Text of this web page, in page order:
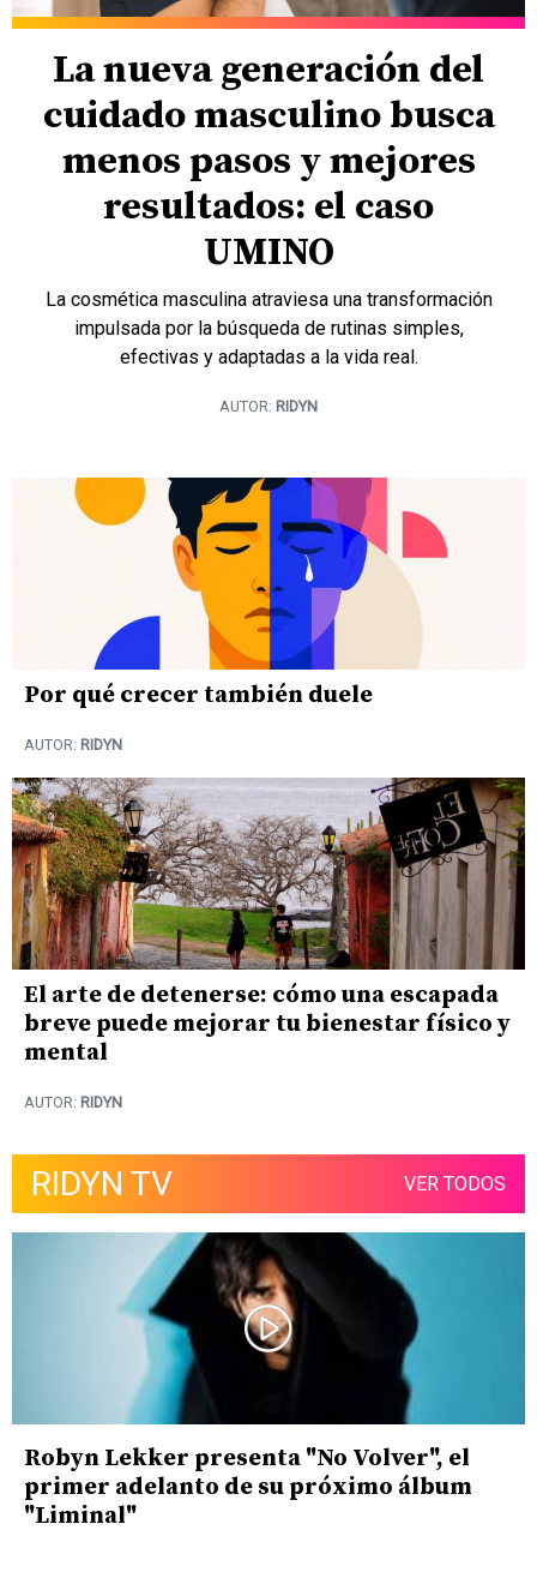
Por qué crecer también duele
AUTOR: RIDYN
El arte de detenerse: cómo una escapada
breve puede mejorar tu bienestar físico y
mental
AUTOR: RIDYN
La nueva generación del
cuidado masculino busca
menos pasos y mejores
resultados: el caso
UMINO
La cosmética masculina atraviesa una transformación
impulsada por la búsqueda de rutinas simples,
efectivas y adaptadas a la vida real.
AUTOR: RIDYN
RIDYN TV VER TODOS
Robyn Lekker presenta "No Volver", el
primer adelanto de su próximo álbum
"Liminal"